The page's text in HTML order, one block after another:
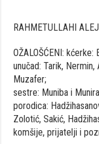
RAHMETULLAHI
OŽALOŠĆENI:
unučad: Tarik,
Muzafer;
sestre: Muniba i
porodica:
Zolotić, Sakić,
komšije, prijatelji i